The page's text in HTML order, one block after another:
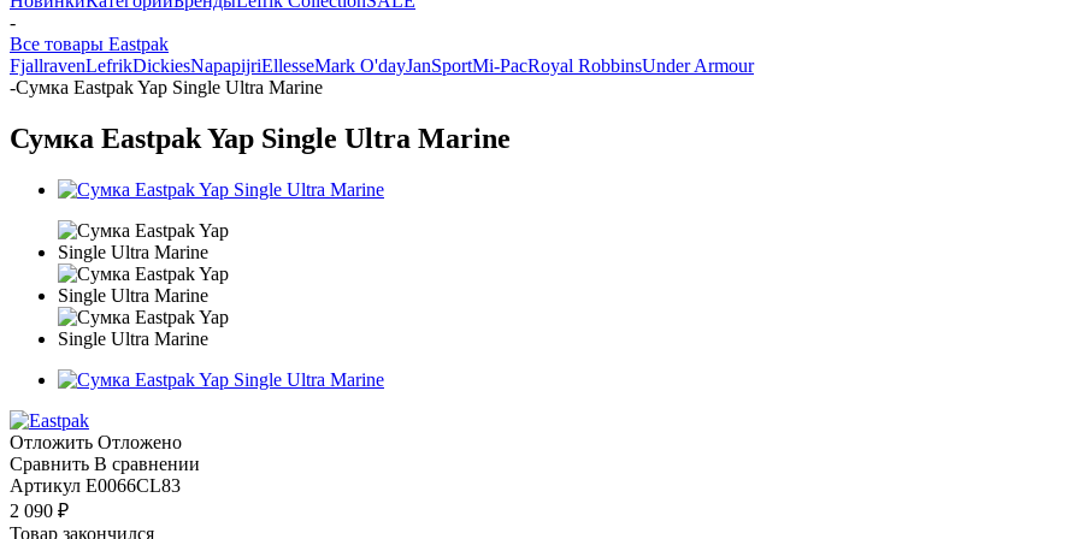
-
Все товары Eastpak
FjallravenLefrikDickiesNapapijriEllesseMark O'dayJanSportMi-PacRoyal RobbinsUnder Armour
-Сумка Eastpak Yap Single Ultra Marine
Сумка Eastpak Yap Single Ultra Marine
Отложить Отложено
Сравнить В сравнении
Артикул E0066CL83
2 090 ₽
Товар закончился